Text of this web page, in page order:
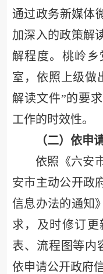
通过政务新媒体
加深入的政策解
解程度。桃岭
室，依照上级做
解读文件”的要
工作的时效性。
（二）依申
依照 《六安
安市主动公开政
信息办法的通知
求，及时修订
表、流程图等内
依申请公开政府